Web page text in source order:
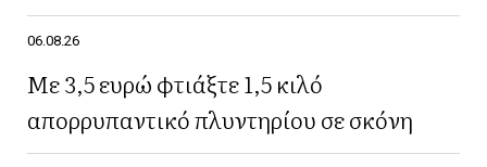
06.08.26
Με 3,5 ευρώ φτιάξτε 1,5 κιλό
απορρυπαντικό πλυντηρίου σε σκόνη